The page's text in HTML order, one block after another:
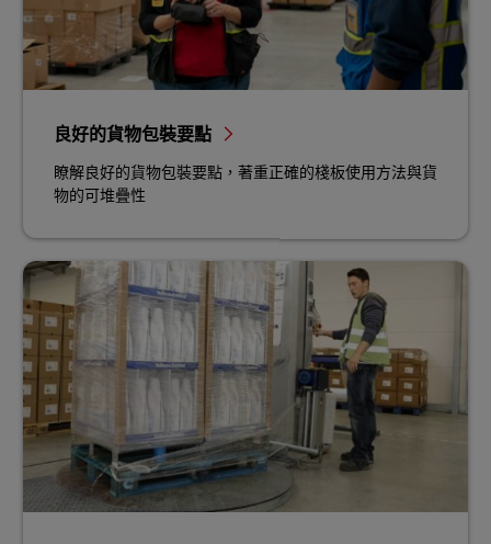
良好的貨物包裝要點
瞭解良好的貨物包裝要點，著重正確的棧板使用方法與貨
物的可堆疊性